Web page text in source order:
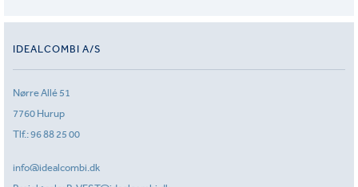
IDEALCOMBI A/S
Nørre Allé 51
7760 Hurup
Tlf.:96 88 25 00
info@idealcombi.dk